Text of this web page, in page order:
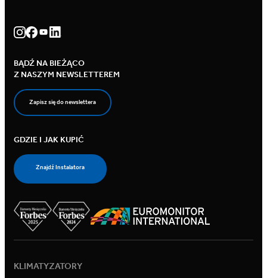
BĄDŹ NA BIEŻĄCO
Z NASZYM NEWSLETTEREM
Zapisz się do newslettera
GDZIE I JAK KUPIĆ
Znajdź Instalatora
KLIMATYZATORY